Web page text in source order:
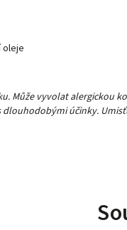
oleje
Může vyvolat alergickou
účinky.